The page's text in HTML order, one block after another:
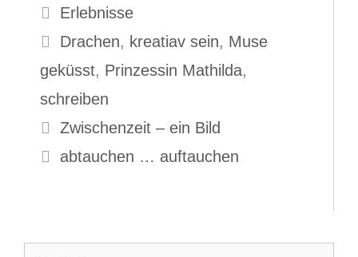
Kategorien
Erlebnisse
Schlagwörter
Drachen, kreatiav sein, Muse
geküsst, Prinzessin Mathilda,
schreiben
Zwischenzeit – ein Bild
abtauchen … auftauchen